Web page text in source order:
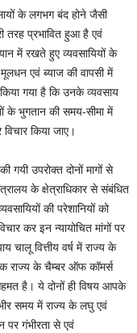
के लगभग बंद होने जैसी
तरह प्रभावित हुआ है एवं
में रखते हुए व्यवसायियों के
एवं ब्याज की वापसी में
गया है कि उनके व्यवसाय
भुगतान की समय-सीमा में
किया जाए।
गयी उपरोक्त दोनों मागों से
के क्षेत्राधिकार से संबंधित
की परेशानियों को
कर इन न्यायोचित मांगों पर
वित्तीय वर्ष में राज्य के
राज्य के चैम्बर ऑफ कॉमर्स
सहमत है। ये दोनों ही विषय आपके
समय में राज्य के लघु एवं
पर गंभीरता से एवं